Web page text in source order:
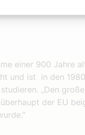
einer 900 Jahre
und ist in den
„Den
der EU